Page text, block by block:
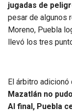
jugadas de
pesar de algunos
Moreno, Puebla
llevó los tres
El árbitro
Mazatlán no
Al final, Puebla